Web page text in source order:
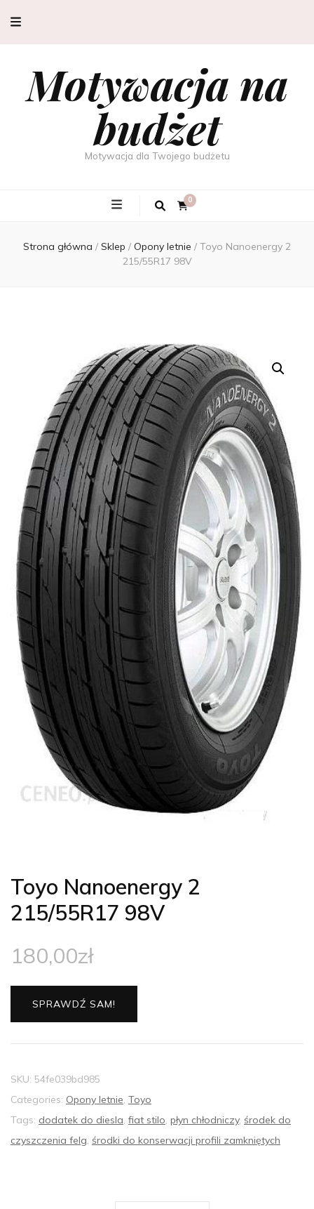
Motywacja na
budżet
Motywacja dla Twojego budżetu
0
Strona główna / Sklep / Opony letnie / Toyo Nanoenergy 2
215/55R17 98V
Toyo Nanoenergy 2
215/55R17 98V
180,00zł
SPRAWDŹ SAM!
SKU: 54fe039bd985
Categories: Opony letnie, Toyo
Tags: dodatek do diesla, fiat stilo, płyn chłodniczy, środek do
czyszczenia felg, środki do konserwacji profili zamkniętych